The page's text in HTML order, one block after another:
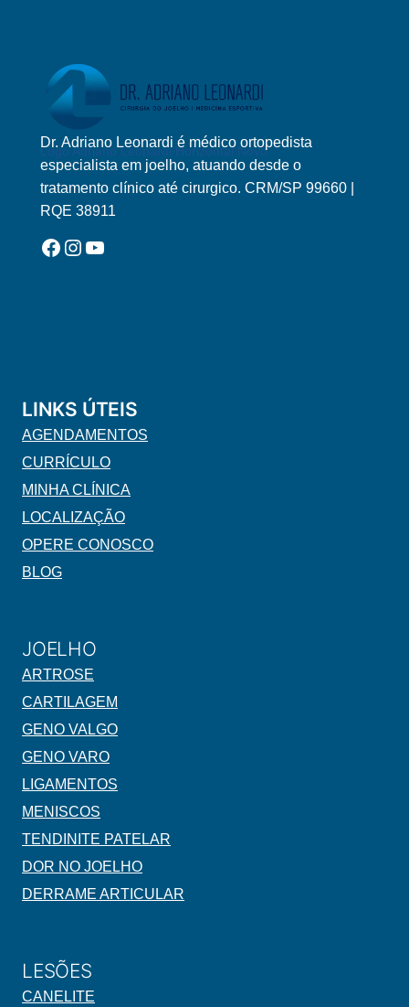
Logo Adriano Leonardi Horizontal Novo
Dr. Adriano Leonardi é médico ortopedista
especialista em joelho, atuando desde o
tratamento clínico até cirurgico. CRM/SP 99660 |
RQE 38911
Facebook
Instagram
YouTube
LINKS ÚTEIS
AGENDAMENTOS
CURRÍCULO
MINHA CLÍNICA
LOCALIZAÇÃO
OPERE CONOSCO
BLOG
JOELHO
ARTROSE
CARTILAGEM
GENO VALGO
GENO VARO
LIGAMENTOS
MENISCOS
TENDINITE PATELAR
DOR NO JOELHO
DERRAME ARTICULAR
LESÕES
CANELITE